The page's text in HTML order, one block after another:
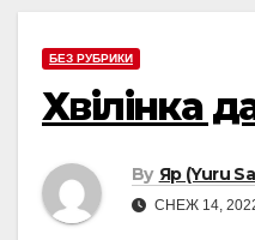
БЕЗ РУБРИКИ
Хвілінка
By Яр (Yuru
СНЕЖ 14,